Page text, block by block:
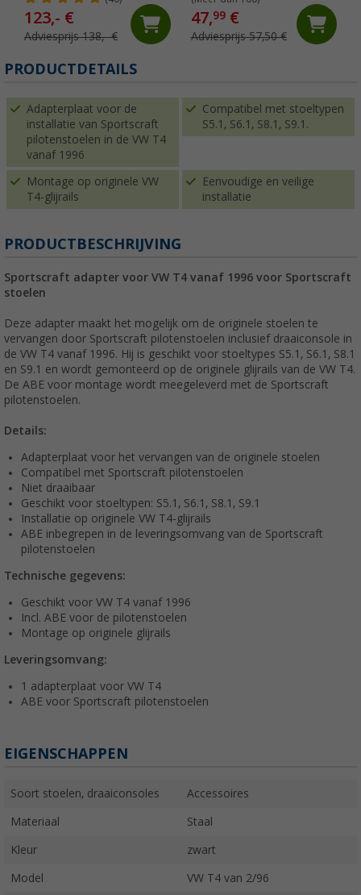
Boxer beige/bruin
123,- €
Adviesprijs 138,- €
47,99€
Adviesprijs 57,50 €
PRODUCTDETAILS
Adapterplaat voor de
installatie van Sportscraft
pilotenstoelen in de VW T4
vanaf 1996
Compatibel met stoeltypen
S5.1, S6.1, S8.1, S9.1.
Montage op originele VW
T4-glijrails
Eenvoudige en veilige
installatie
PRODUCTBESCHRIJVING
Sportscraft adapter voor VW T4 vanaf 1996 voor Sportscraft
stoelen
Deze adapter maakt het mogelijk om de originele stoelen te
vervangen door Sportscraft pilotenstoelen inclusief draaiconsole in
de VW T4 vanaf 1996. Hij is geschikt voor stoeltypes S5.1, S6.1, S8.1
en S9.1 en wordt gemonteerd op de originele glijrails van de VW T4.
De ABE voor montage wordt meegeleverd met de Sportscraft
pilotenstoelen.
Details:
Adapterplaat voor het vervangen van de originele stoelen
Compatibel met Sportscraft pilotenstoelen
Niet draaibaar
Geschikt voor stoeltypen: S5.1, S6.1, S8.1, S9.1
Installatie op originele VW T4-glijrails
ABE inbegrepen in de leveringsomvang van de Sportscraft
pilotenstoelen
Technische gegevens:
Geschikt voor VW T4 vanaf 1996
Incl. ABE voor de pilotenstoelen
Montage op originele glijrails
Leveringsomvang:
1 adapterplaat voor VW T4
ABE voor Sportscraft pilotenstoelen
EIGENSCHAPPEN
Soort stoelen, draaiconsoles Accessoires
Materiaal Staal
Kleur zwart
Model VW T4 van 2/96